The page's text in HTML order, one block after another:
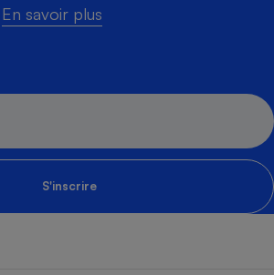
En savoir plus
S'inscrire